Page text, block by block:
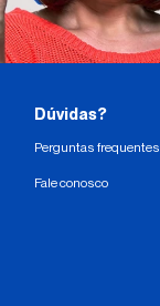
Dúvidas?
Perguntas frequentes
Fale conosco